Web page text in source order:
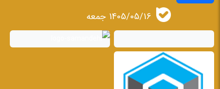
1405/05/16 جمعه